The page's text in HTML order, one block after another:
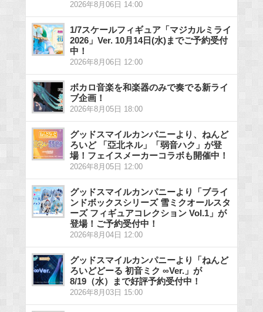
2026年8月06日 14:00
1/7スケールフィギュア「マジカルミライ
2026」Ver. 10月14日(水)までご予約受付
中！
2026年8月06日 12:00
ボカロ音楽を和楽器のみで奏でる新ライ
ブ企画！
2026年8月05日 18:00
グッドスマイルカンパニーより、ねんど
ろいど 「亞北ネル」「弱音ハク」が登
場！フェイスメーカーコラボも開催中！
2026年8月05日 12:00
グッドスマイルカンパニーより「ブライ
ンドボックスシリーズ 雪ミクオールスタ
ーズ フィギュアコレクション Vol.1」が
登場！ご予約受付中！
2026年8月04日 12:00
グッドスマイルカンパニーより「ねんど
ろいどどーる 初音ミク ∞Ver.」が
8/19（水）まで好評予約受付中！
2026年8月03日 15:00